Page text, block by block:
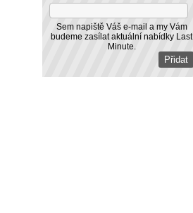
Sem napiště Váš e-mail a my Vám
budeme zasílat aktuální nabídky Last
Minute.